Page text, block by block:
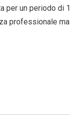
per un periodo
professionale